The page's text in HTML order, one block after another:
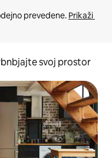
prevedene. Prikaži
svoj prostor